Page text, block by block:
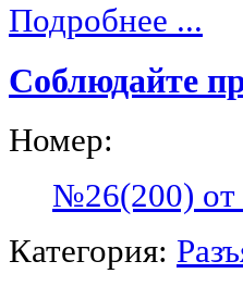
Подробнее ...
Соблюдайте
Номер:
№26(200) от
Категория: